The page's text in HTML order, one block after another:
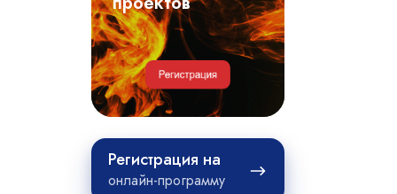
проектов
Регистрация на
онлайн-программу
Регистрация